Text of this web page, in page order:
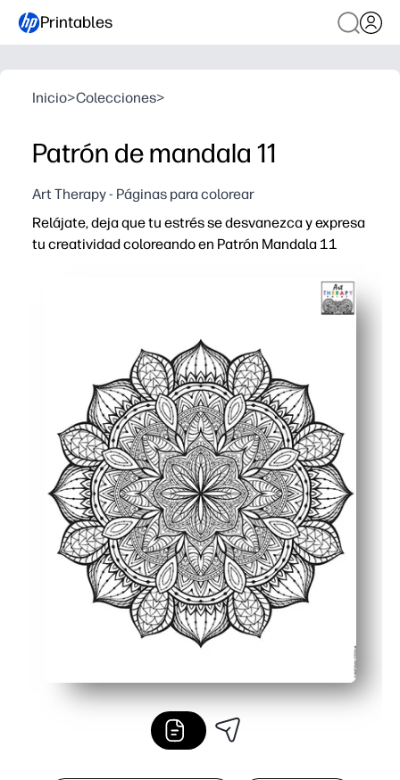
Printables
Inicio>Colecciones>
Patrón de mandala 11
Art Therapy - Páginas para colorear
Relájate, deja que tu estrés se desvanezca y expresa
tu creatividad coloreando en Patrón Mandala 11
Print-and-Go: cero preparación para padres y
El intrincado diseño de mandala aumenta el enfoque
Construye control de motores finos, elección de color
Se adapta a aulas, rincones de consejería, después